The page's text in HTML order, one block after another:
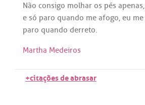
Não consigo molhar os pés apenas,
e só paro quando me afogo, eu me
paro quando derreto.
Martha Medeiros
+citações de abrasar